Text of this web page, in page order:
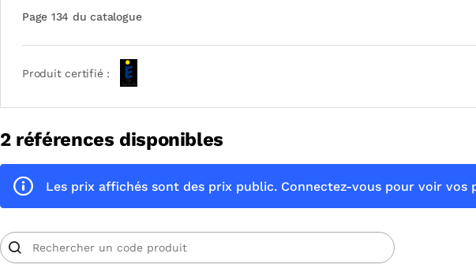
Page 134 du catalogue
Produit certifié :
2 références disponibles
Les prix affichés sont des prix public. Connectez-vous pour voir vos